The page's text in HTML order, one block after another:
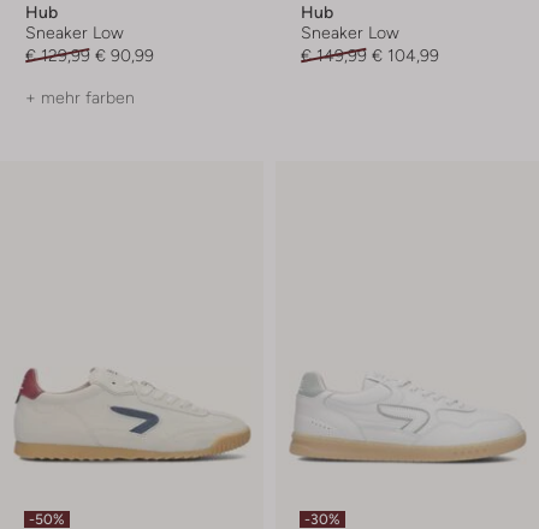
Hub
Sneaker Low
€ 129,99 € 90,99
+ mehr farben
Hub
Sneaker Low
€ 149,99 € 104,99
-50% -30%